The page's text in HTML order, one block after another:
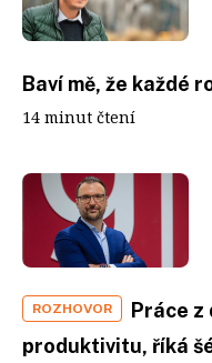
Baví mě, že každé
14 minut čtení
ROZHOVOR
Práce z
produktivitu, říká